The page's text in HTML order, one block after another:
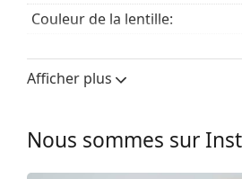
Couleur de la lentille:
Largeur des verres:
Filtre UV 400:
Afficher plus
Nous sommes sur